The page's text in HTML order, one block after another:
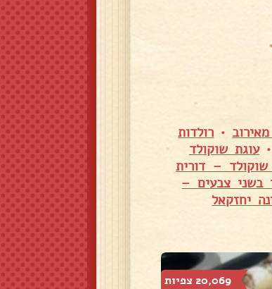
• רולדות
•עוגת שוקולד
שוקולד – דורית
בשני צבעים –
יחזקאל
20,069 צפיות